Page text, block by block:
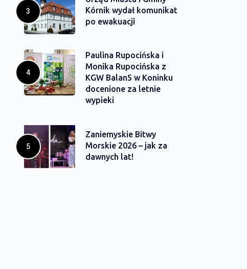
Kórnik wydał komunikat
po ewakuacji
Paulina Rupocińska i
Monika Rupocińska z
KGW BalanS w Koninku
docenione za letnie
wypieki
Zaniemyskie Bitwy
Morskie 2026 – jak za
dawnych lat!